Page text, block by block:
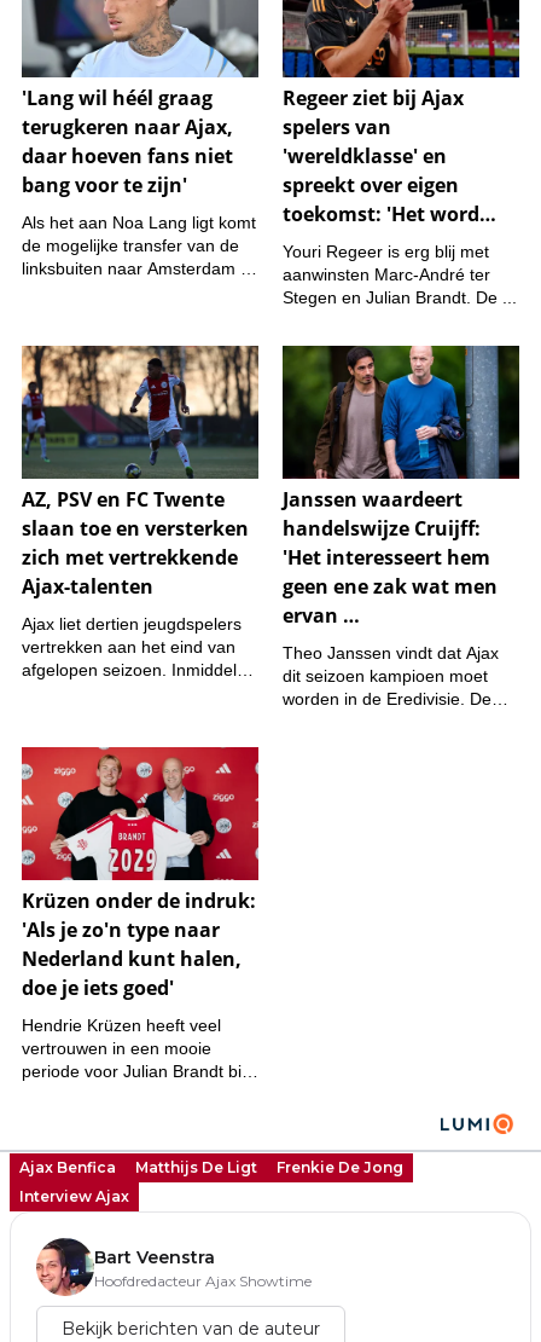
Ajax Benfica Matthijs De Ligt
Frenkie De Jong
Interview Ajax
Bart Veenstra
Hoofdredacteur Ajax Showtime
Bekijk berichten van de auteur